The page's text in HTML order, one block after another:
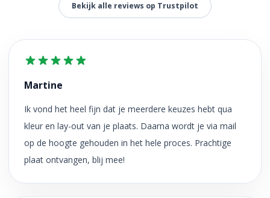
Bekijk alle reviews op Trustpilot
Martine
Ik vond het heel fijn dat je meerdere keuzes hebt qua
kleur en lay-out van je plaats. Daarna wordt je via mail
op de hoogte gehouden in het hele proces. Prachtige
plaat ontvangen, blij mee!